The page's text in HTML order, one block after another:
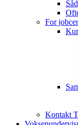
For
Kontakt